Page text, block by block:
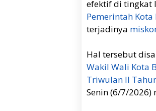
efektif di tingkat
Pemerintah Kota
terjadinya
Hal tersebut
Wakil Wali Kota
Triwulan II
Senin (6/7/2026)